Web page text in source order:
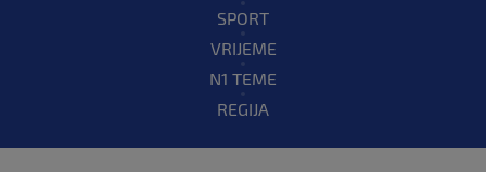
SPORT
VRIJEME
N1 TEME
REGIJA